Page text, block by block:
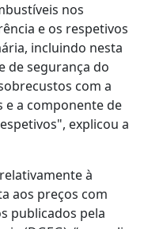
nos
e os respetivos
incluindo nesta
de segurança do
com a
a componente de
explicou a
à
aos preços com
publicados pela